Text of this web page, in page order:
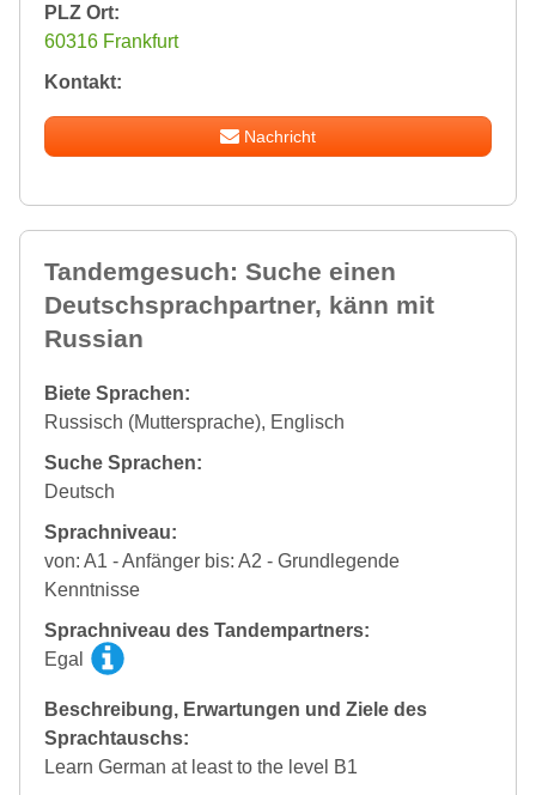
PLZ Ort:
60316 Frankfurt
Kontakt:
Nachricht
Tandemgesuch: Suche einen
Deutschsprachpartner, känn mit
Russian
Biete Sprachen:
Russisch (Muttersprache), Englisch
Suche Sprachen:
Deutsch
Sprachniveau:
von: A1 - Anfänger bis: A2 - Grundlegende
Kenntnisse
Sprachniveau des Tandempartners:
Egal
Beschreibung, Erwartungen und Ziele des
Sprachtauschs:
Learn German at least to the level B1